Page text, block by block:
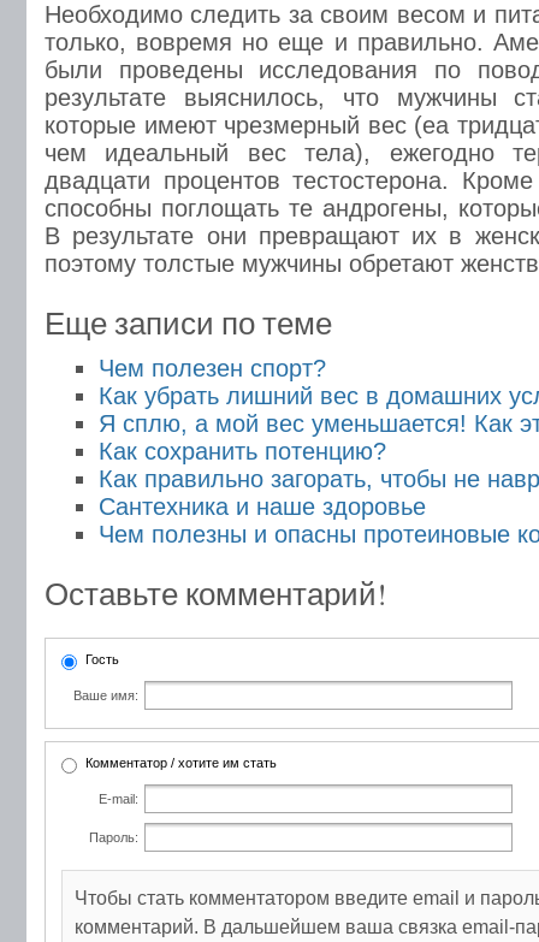
Необходимо следить за своим весом и
только, вовремя но еще и правильно.
были проведены исследования по
результате выяснилось, что мужчины
которые имеют чрезмерный вес (еа
чем идеальный вес тела), ежегодно
двадцати процентов тестостерона.
способны поглощать те андрогены,
В результате они превращают их в
поэтому толстые мужчины обретают
Еще записи по теме
Чем полезен спорт?
Как убрать лишний вес в домашних
Я сплю, а мой вес уменьшается! Как
Как сохранить потенцию?
Как правильно загорать, чтобы не
Сантехника и наше здоровье
Чем полезны и опасны протеиновые
Оставьте комментарий!
Гость
Ваше имя:
Комментатор / хотите им стать
E-mail:
Пароль:
Чтобы стать комментатором введите email и
комментарий. В дальшейшем ваша связка email-